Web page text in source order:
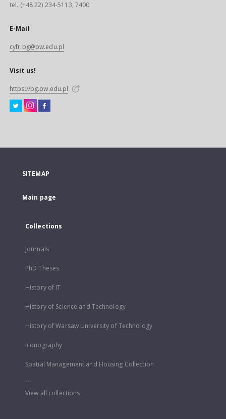
tel. (+48 22) 234-5113, 7400
E-Mail
cyfr.bg@pw.edu.pl
Visit us!
https://bg.pw.edu.pl
SITEMAP
Main page
Collections
Journals
PhD Theses
History of IT
History of Science and Technology
History of Warsaw University of Technology
Iconography
Spatial Management and Housing Collection
...
View all collections